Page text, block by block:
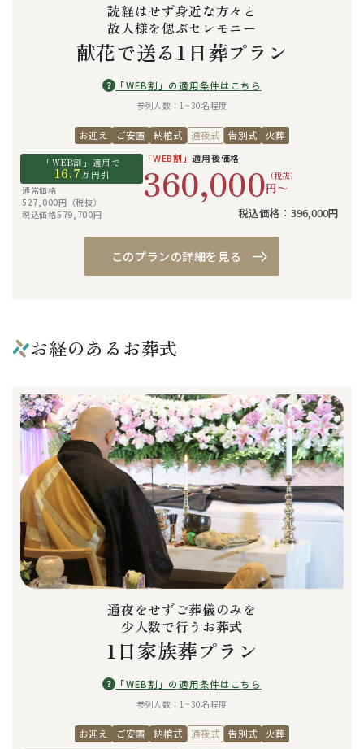
読経はせず身近な方々と
故人様を偲ぶセレモニー
献花で送る1日葬プラン
? 「WEB割」の適用条件はこちら
参列人数：1~30名程度
お迎え ご安置 納棺式 通夜式 告別式 火葬
「WEB割」適用で
16.7万円引
通常価格
527,000円（税抜）
税込価格579,700円
「WEB割」適用後価格
360,000 （税抜）
円〜
税込価格：396,000円
このプランの詳細を見る
お経のあるお葬式
通夜をせずご葬儀のみを
少人数で行うお葬式
1日家族葬プラン
? 「WEB割」の適用条件はこちら
参列人数：1~30名程度
お迎え ご安置 納棺式 通夜式 告別式 火葬